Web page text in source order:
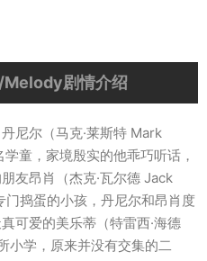
Melody剧情介绍
尼尔（马克·莱斯特 Mark
童，家境殷实的他乖巧听话，
友昂肖（杰克·瓦尔德 Jack
捣蛋的小孩，丹尼尔和昂肖度
可爱的美乐蒂（特雷西·海德
小学，原来并没有交集的二